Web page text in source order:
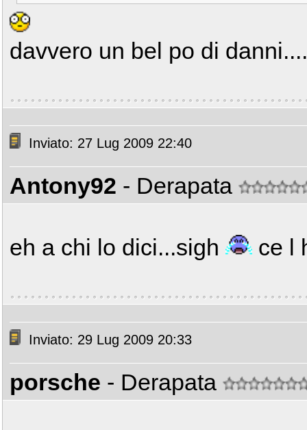
davvero un bel po di danni....
Inviato: 27 Lug 2009 22:40
Antony92 - Derapata
eh a chi lo dici...sigh ce l
Inviato: 29 Lug 2009 20:33
porsche - Derapata